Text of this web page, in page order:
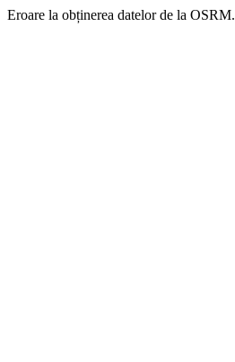
Eroare la obținerea datelor de la OSRM.